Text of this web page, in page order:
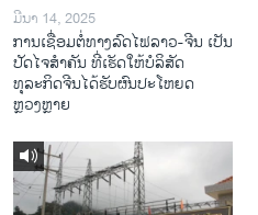
ມີນາ 14, 2025
ການເຊື່ອມຕໍ່ທາງລົດໄຟລາວ-ຈີນ ເປັນ
ປັດໄຈສໍາຄັນ ທີ່ເຮັດໃຫ້ບໍລິສັດ
ທຸລະກິດຈີນໄດ້ຮັບຜົນປະໂຫຍດ
ຫຼວງຫຼາຍ